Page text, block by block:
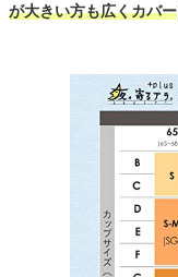
が大きい方も広くカバー